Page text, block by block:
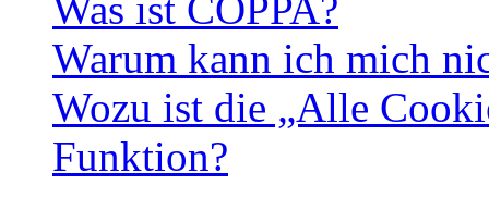
Warum kann ich mich
Wozu ist die „Alle
Funktion?